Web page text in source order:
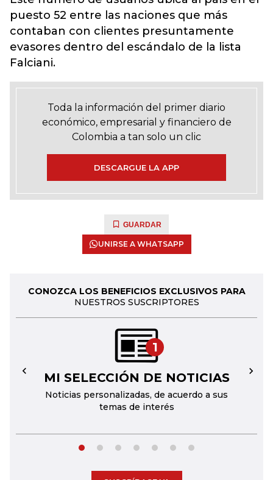
puesto 52 entre las naciones que más
contaban con clientes presuntamente
evasores dentro del escándalo de la lista
Falciani.
Toda la información del primer diario
económico, empresarial y financiero de
Colombia a tan solo un clic
DESCARGUE LA APP
GUARDAR
UNIRSE A WHATSAPP
CONOZCA LOS BENEFICIOS EXCLUSIVOS PARA
NUESTROS SUSCRIPTORES
1
MI SELECCIÓN DE NOTICIAS
Noticias personalizadas, de acuerdo a sus
temas de interés
← →